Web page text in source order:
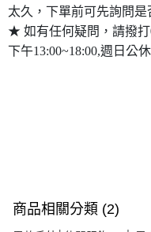
太久，下單前可先詢問是
★ 如有任何疑問，請撥打
下午13:00~18:00,週日公
商品相關分類 (2)